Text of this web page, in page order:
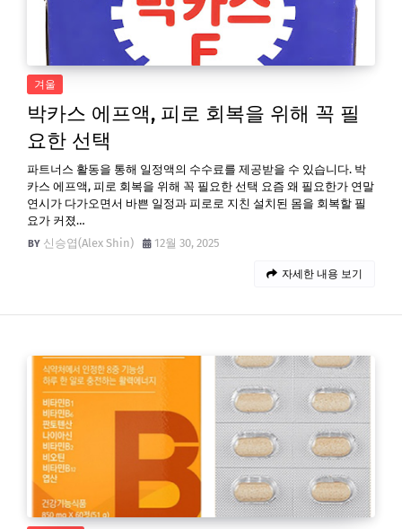
겨울
박카스 에프액, 피로 회복을 위해 꼭 필
요한 선택
파트너스 활동을 통해 일정액의 수수료를 제공받을 수 있습니다. 박
카스 에프액, 피로 회복을 위해 꼭 필요한 선택 요즘 왜 필요한가 연말
연시가 다가오면서 바쁜 일정과 피로로 지친 설치된 몸을 회복할 필
요가 커졌…
신승엽(Alex Shin)
12월 30, 2025
자세한 내용 보기